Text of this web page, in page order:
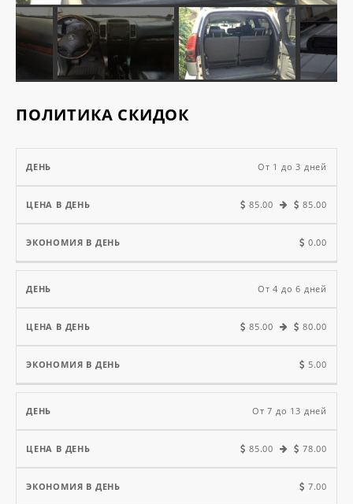
ПОЛИТИКА СКИДОК
День
в
день
Экономия
От 1 до 3 дней
85.00 85.00
0.00
От 4 до 6 дней
85.00 80.00
5.00
От 7 до 13 дней
85.00 78.00
7.00